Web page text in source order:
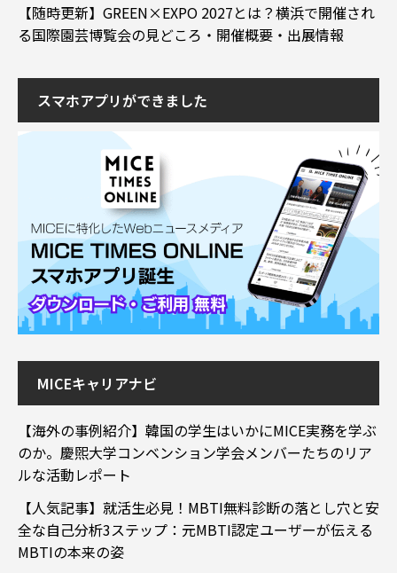
【随時更新】GREEN×EXPO 2027とは？横浜で開催され
る国際園芸博覧会の見どころ・開催概要・出展情報
スマホアプリができました
MICEキャリアナビ
【海外の事例紹介】韓国の学生はいかにMICE実務を学ぶ
のか。慶煕大学コンベンション学会メンバーたちのリア
ルな活動レポート
【人気記事】就活生必見！MBTI無料診断の落とし穴と安
全な自己分析3ステップ：元MBTI認定ユーザーが伝える
MBTIの本来の姿